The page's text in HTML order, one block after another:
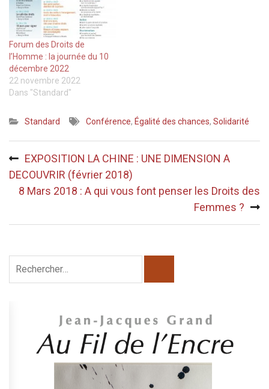
Forum des Droits de
l’Homme : la journée du 10
décembre 2022
22 novembre 2022
Dans "Standard"
Standard Conférence, Égalité des chances, Solidarité
de
l’article
EXPOSITION LA CHINE : UNE DIMENSION A
DECOUVRIR (février 2018)
8 Mars 2018 : A qui vous font penser les Droits des
Femmes ?